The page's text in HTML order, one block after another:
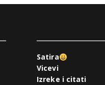
Satira
Vicevi
Izreke i citati